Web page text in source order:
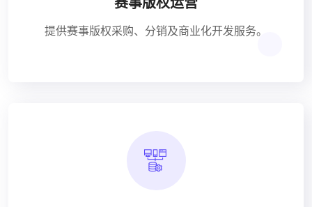
提供赛事版权采购、分销及商业化开发服务。